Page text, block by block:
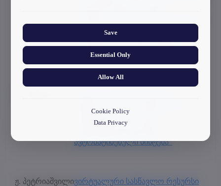
სოციალური, პოლიტიკური და
ეკონომიკური განვითარების
ფაქტორების გათვალისწინებით
ავტომატიზებული სისტემა“
ჟ. პეტრიაშვილივირტუალური სასწავლო რესურსი
Save
Essential Only
Allow All
Cookie Policy
Data Privacy